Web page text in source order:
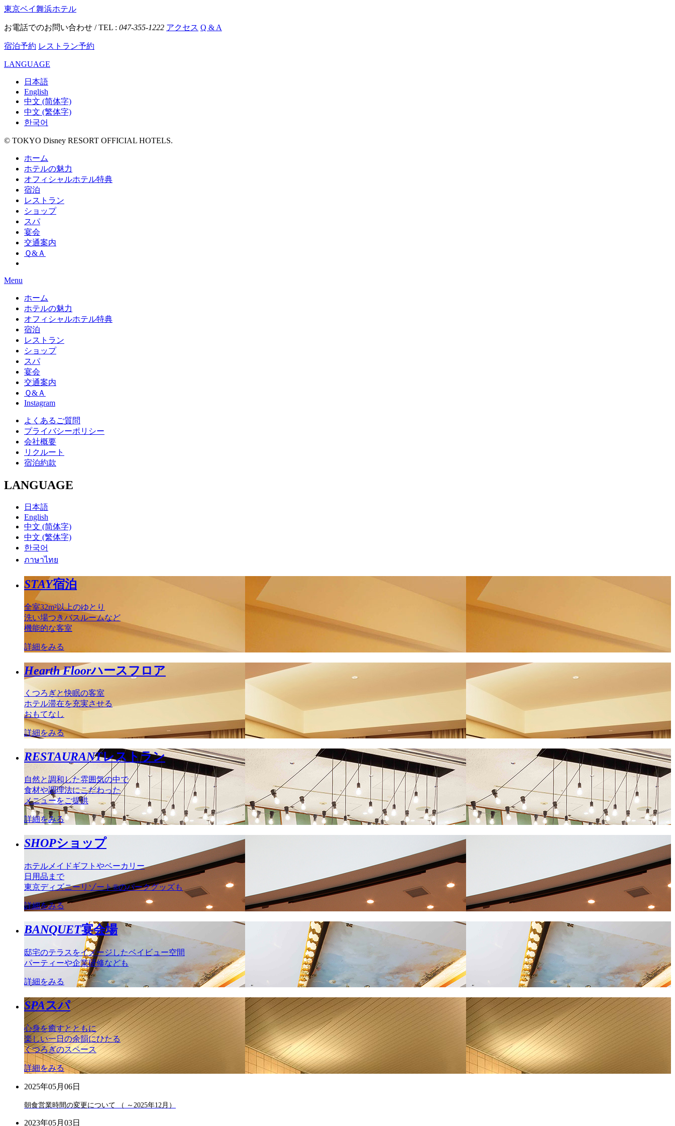
東京ベイ舞浜ホテル
お電話でのお問い合わせ / TEL : 047-355-1222 アクセス Q & A
宿泊予約 レストラン予約
LANGUAGE
日本語
English
中文 (简体字)
中文 (繁体字)
한국어
© TOKYO Disney RESORT OFFICIAL HOTELS.
ホーム
ホテルの魅力
オフィシャルホテル特典
宿泊
レストラン
ショップ
スパ
宴会
交通案内
Ｑ&Ａ
Menu
ホーム
ホテルの魅力
オフィシャルホテル特典
宿泊
レストラン
ショップ
スパ
宴会
交通案内
Ｑ&Ａ
Instagram
よくあるご質問
プライバシーポリシー
会社概要
リクルート
宿泊約款
LANGUAGE
日本語
English
中文 (简体字)
中文 (繁体字)
한국어
ภาษาไทย
STAY宿泊
全室32m²以上のゆとり
洗い場つきバスルームなど
機能的な客室
詳細をみる
Hearth Floorハースフロア
くつろぎと快眠の客室
ホテル滞在を充実させる
おもてなし
詳細をみる
RESTAURANTレストラン
自然と調和した雰囲気の中で
食材や調理法にこだわった
メニューをご提供
詳細をみる
SHOPショップ
ホテルメイドギフトやベーカリー
日用品まで
東京ディズニーリゾート®のパークグッズも
詳細をみる
BANQUET宴会場
邸宅のテラスをイメージしたベイビュー空間
パーティーや企業研修なども
詳細をみる
SPAスパ
心身を癒すとともに
楽しい一日の余韻にひたる
くつろぎのスペース
詳細をみる
2025年05月06日
朝食営業時間の変更について （ ～2025年12月）
2023年05月03日